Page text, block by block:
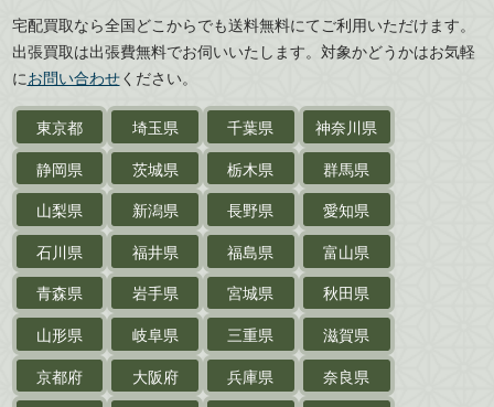
武道書・武術書
近代文学・
サイン色紙
作家草稿・原稿・肉筆物
探偵小説・推理小説
乗物
鉄道・
電車・バス
戦前・戦中の紙物・資料
絵葉書
徳島県
香川県
愛媛県
宅配買取なら全国どこからでも送料無料にてご利用いただけます。
出張買取は出張費無料でお伺いいたします。対象かどうかはお気軽
にお問い合わせください。
東京都 埼玉県 千葉県
神奈川県
静岡県
茨城県 栃木県
群馬県
山梨県
新潟県 長野県
愛知県
石川県
福井県 福島県
富山県
青森県
岩手県 宮城県
秋田県
山形県
岐阜県 三重県
滋賀県
京都府
大阪府 兵庫県
奈良県